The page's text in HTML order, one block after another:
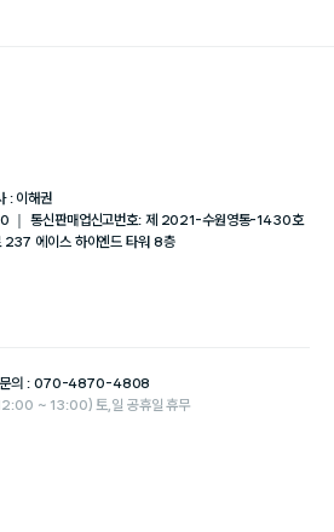
: 이해권
통신판매업신고번호: 제 2021-수원영통-1430호
237 에이스 하이엔드 타워 8층
문의 : 070-4870-4808
~ 13:00) 토,일 공휴일 휴무